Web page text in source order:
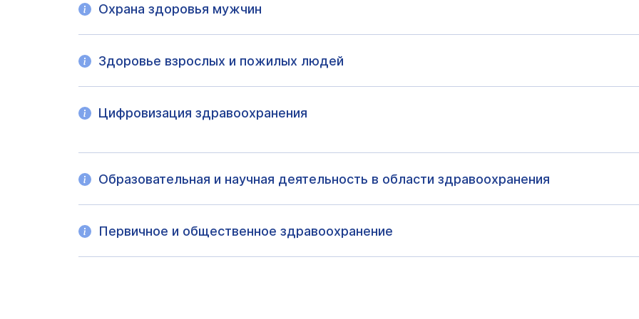
Охрана здоровья мужчин
Здоровье взрослых и пожилых людей
Цифровизация здравоохранения
Образовательная и научная деятельность в области здравоохранения
Первичное и общественное здравоохранение